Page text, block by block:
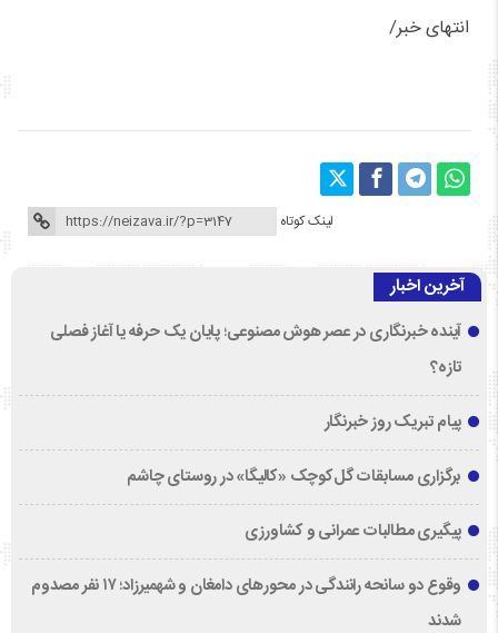
انتهای خبر/
لینک کوتاه
آخرین اخبار
آینده خبرنگاری در عصر هوش مصنوعی؛ پایان یک حرفه یا آغاز فصلی
تازه؟
پیام تبریک روز خبرنگار
برگزاری مسابقات گل‌کوچک «کالیگا» در روستای چاشم
پیگیری مطالبات عمرانی و کشاورزی
وقوع دو سانحه رانندگی در محورهای دامغان و شهمیرزاد؛ ۱۷ نفر مصدوم
شدند